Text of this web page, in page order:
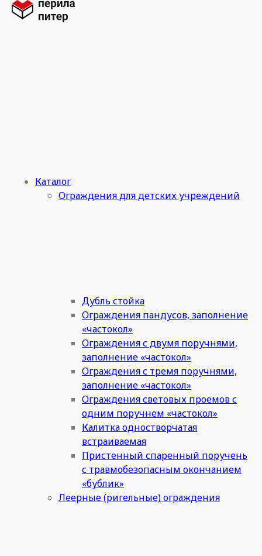
Каталог
Ограждения для детских учреждений
Дубль стойка
Ограждения пандусов, заполнение
«частокол»
Ограждения с двумя поручнями,
заполнение «частокол»
Ограждения с тремя поручнями,
заполнение «частокол»
Ограждения световых проемов с
одним поручнем «частокол»
Калитка одностворчатая
встраиваемая
Пристенный спаренный поручень
с травмобезопасным окончанием
«бублик»
Леерные (ригельные) ограждения